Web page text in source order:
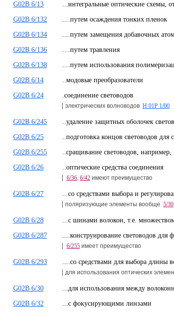
G02B 6/13 ...интегральные оптические схемы,
G02B 6/132 ....путем осаждения тонких пленок
G02B 6/134 ....путем замещения добавочных
G02B 6/136 ....путем травления
G02B 6/138 ....путем использования
G02B 6/14 ..модовые преобразователи
G02B 6/24 .соединение световодов
электрических волноводов H 01P 1/00
G02B 6/245 ..удаление защитных оболочек
G02B 6/25 ..подготовка концов световодов для
G02B 6/255 ..сращивание световодов,
G02B 6/26 ..оптические средства соединения
6/36, 6/42имеют преимущество
G02B 6/27 ...со средствами выбора и
поляризующие элементы вообще 5/30
G02B 6/28 ...с шинами волокон, т.е.
G02B 6/287 ....конструирование световодов для
6/255имеет преимущество
G02B 6/293 ....со средствами для выбора длины
для использования оптических
G02B 6/30 ...для использования между
G02B 6/32 ...с фокусирующими линзами